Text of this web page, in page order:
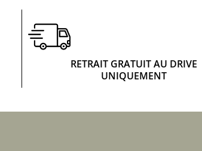
RETRAIT GRATUIT AU DRIVE
UNIQUEMENT